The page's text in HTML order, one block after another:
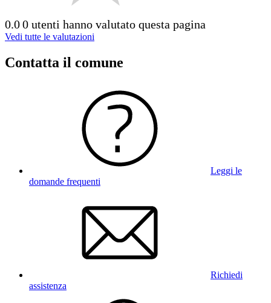
0.00 utenti hanno valutato questa pagina
Vedi tutte le valutazioni
Contatta il comune
Leggi le
domande frequenti
Richiedi
assistenza